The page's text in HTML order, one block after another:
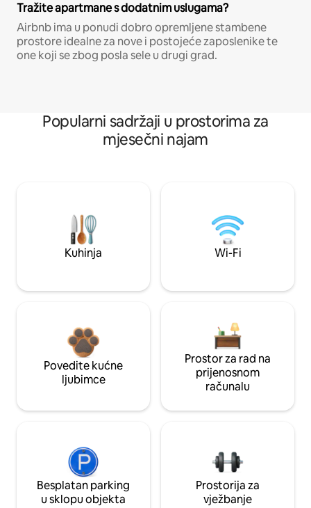
Tražite apartmane s dodatnim uslugama?
Airbnb ima u ponudi dobro opremljene stambene
prostore idealne za nove i postojeće zaposlenike te
one koji se zbog posla sele u drugi grad.
Popularni sadržaji u prostorima za
mjesečni najam
Kuhinja Wi-Fi
Povedite kućne
ljubimce
Prostor za rad na
prijenosnom
računalu
Besplatan parking
u sklopu objekta
Prostorija za
vježbanje